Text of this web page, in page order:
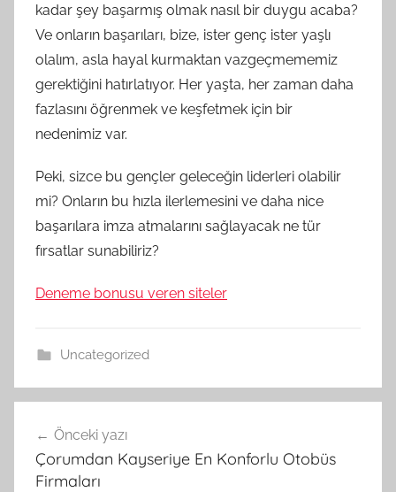
kadar şey başarmış olmak nasıl bir duygu acaba?
Ve onların başarıları, bize, ister genç ister yaşlı
olalım, asla hayal kurmaktan vazgeçmememiz
gerektiğini hatırlatıyor. Her yaşta, her zaman daha
fazlasını öğrenmek ve keşfetmek için bir
nedenimiz var.
Peki, sizce bu gençler geleceğin liderleri olabilir
mi? Onların bu hızla ilerlemesini ve daha nice
başarılara imza atmalarını sağlayacak ne tür
fırsatlar sunabiliriz?
Deneme bonusu veren siteler
Uncategorized
gezinmesi
Önceki yazı
Çorumdan Kayseriye En Konforlu Otobüs
Firmaları